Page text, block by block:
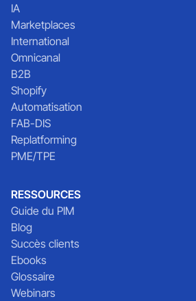
IA
Marketplaces
International
Omnicanal
B2B
Shopify
Automatisation
FAB-DIS
Replatforming
PME/TPE
RESSOURCES
Guide du PIM
Blog
Succès clients
Ebooks
Glossaire
Webinars